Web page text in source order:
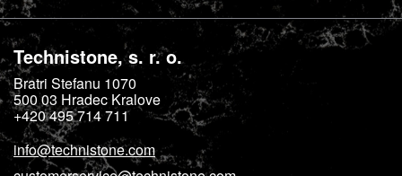
Technistone, s. r. o.
Bratri Stefanu 1070
500 03 Hradec Kralove
+420 495 714 711
info@technistone.com